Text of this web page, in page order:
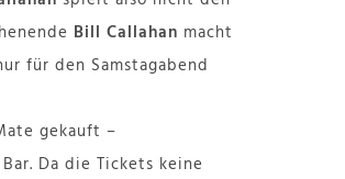
Bill Callahan macht
für den Samstagabend
gekauft –
Da die Tickets keine